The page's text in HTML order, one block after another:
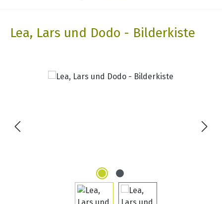
Lea, Lars und Dodo - Bilderkiste
Bildergalerie überspringen